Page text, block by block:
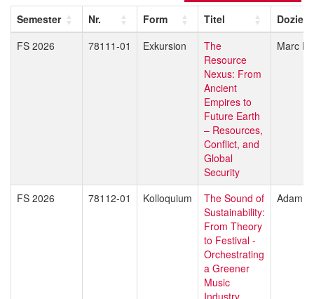
Semester Nr. Form Titel
FS 2026
78111-01 Exkursion
The
Resource
Nexus: From
Ancient
Empires to
Future Earth
– Resources,
Conflict, and
Global
Security
Marc
FS 2026 78112-01 Kolloquium
The Sound of
Sustainability:
From Theory
to Festival -
Orchestrating
a Greener
Music
Industry
Adam